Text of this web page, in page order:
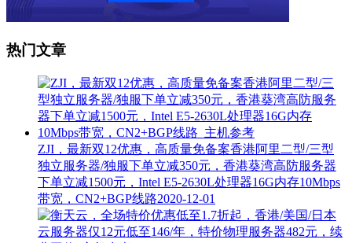
热门文章
ZJI，最新双12优惠，高质量免备案香港阿里二型/三型
独立服务器/独服下单立减350元，香港葵湾高防服务器
下单立减1500元，Intel E5-2630L处理器16G内存10Mbps
带宽，CN2+BGP线路2020-12-01